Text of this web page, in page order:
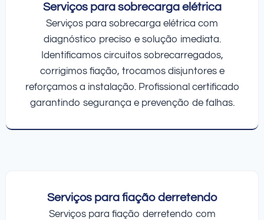
Serviços para sobrecarga elétrica
Serviços para sobrecarga elétrica com
diagnóstico preciso e solução imediata.
Identificamos circuitos sobrecarregados,
corrigimos fiação, trocamos disjuntores e
reforçamos a instalação. Profissional certificado
garantindo segurança e prevenção de falhas.
Serviços para fiação derretendo
Serviços para fiação derretendo com